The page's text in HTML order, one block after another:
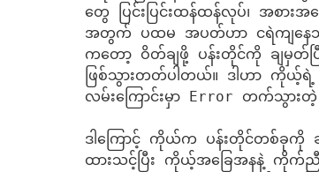
တွေ ပြင်းပြင်းထန်ထန်လုပ်၊ အစား
အတွက် ပထမ အပတ်ဟာ ငရဲကျနေသလို
ကတော့ ဝိတ်ချဖို့ ပန်းတိုင်ကို ချမှတ်
ဖြစ်သွားတတ်ပါတယ်။ ဒါဟာ ကို
လမ်းကြောင်းမှာ Error တက်သွာ
ဒါကြောင့် ကိုယ်က ပန်းတိုင်တစ်ခု
ထားသင့်ပြီး ကိုယ့်အခြေအနနဲ့ ကိုက်ညီ